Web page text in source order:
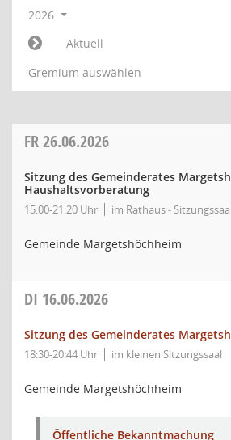
2026
Aktuell
Gremium auswählen
FR26.06.2026
Sitzung des Gemeinderates
Haushaltsvorberatung
15:00-21:20 Uhr im Rathaus - Sitzungssaal
Gemeinde Margetshöchheim
DI 16.06.2026
Sitzung des Gemeinderates
18:30-20:44 Uhr im kleinen Sitzungssaal
Gemeinde Margetshöchheim
Öffentliche Bekanntmachung